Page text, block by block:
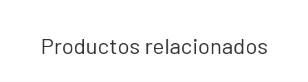
Productos relacionados